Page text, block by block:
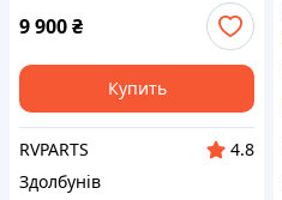
9 900₴
Купить
RVPARTS
4.8
Здолбунів